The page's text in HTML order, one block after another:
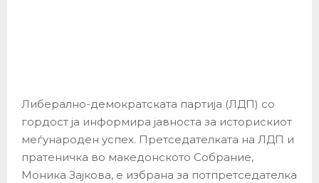
Либерално-демократската партија (ЛДП) со
гордост ја информира јавноста за историскиот
меѓународен успех. Претседателката на ЛДП и
пратеничка во македонското Собрание,
Моника Зајкова, е избрана за потпретседателка